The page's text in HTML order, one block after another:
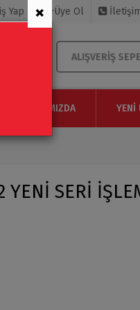
Yap Üye Ol
ALIŞVERIŞ
HAKKIMIZDA YENI
YENİ SERİ
×